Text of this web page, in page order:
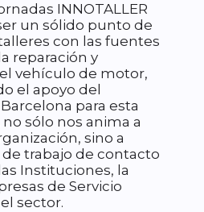
INNOTALLER
un sólido punto de
con las fuentes
reparación y
vehículo de motor,
el apoyo del
para esta
sólo nos anima a
sino a
trabajo de contacto
Instituciones, la
de Servicio
sector.